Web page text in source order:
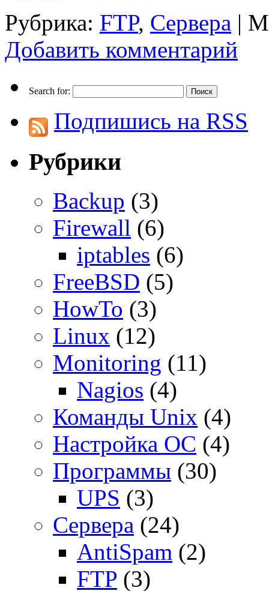
Рубрика: FTP, Сервера |
Добавить комментарий
Search for:
Подпишись на RSS
Рубрики
Backup (3)
Firewall (6)
iptables (6)
FreeBSD (5)
HowTo (3)
Linux (12)
Monitoring (11)
Nagios (4)
Команды Unix (4)
Настройка ОС (4)
Программы (30)
UPS (3)
Сервера (24)
AntiSpam (2)
FTP (3)